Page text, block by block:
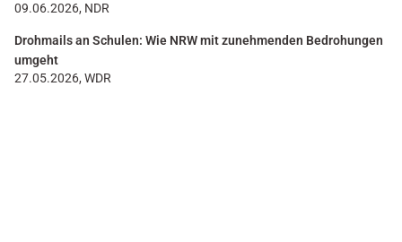
09.06.2026, NDR
Drohmails an Schulen: Wie NRW mit zunehmenden Bedrohungen
umgeht
27.05.2026, WDR